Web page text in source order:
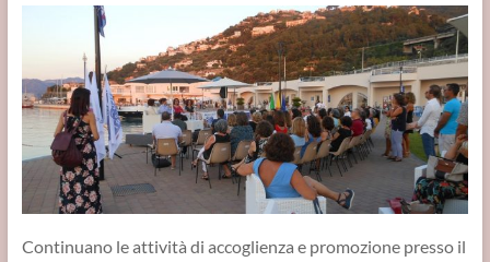
Continuano le attività di accoglienza e promozione presso il